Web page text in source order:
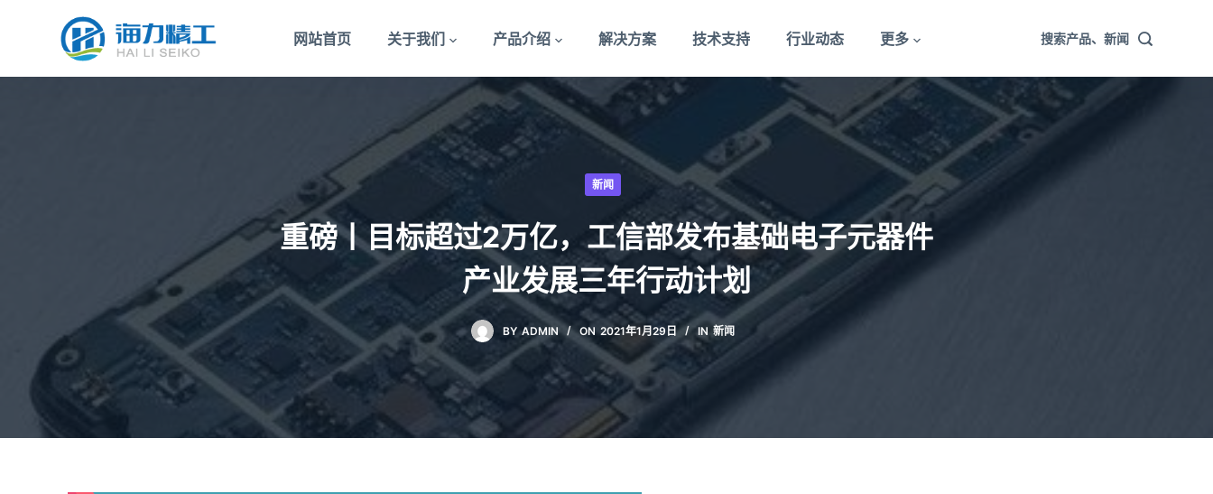
网站首页 关于我们 产品介绍 解决方案 技术支持 行业动态 更多 搜索产品、新闻
新闻
重磅丨目标超过2万亿，工信部发布基础电子元器件
产业发展三年行动计划
BY ADMIN ON 2021年1月29日 IN 新闻